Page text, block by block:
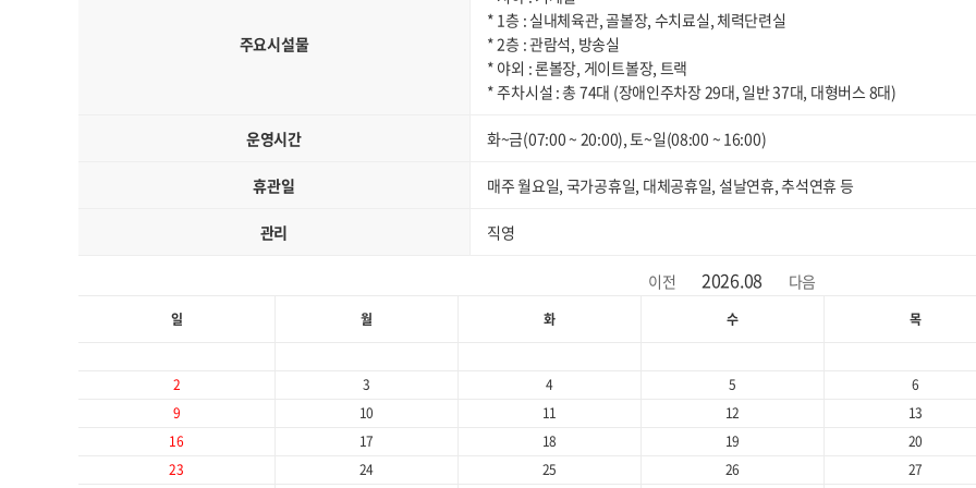
주요시설물
* 1층 : 실내체육관, 골볼장, 수치료실, 체력단련실
* 2층 : 관람석, 방송실
* 야외 : 론볼장, 게이트볼장, 트랙
* 주차시설 : 총 74대 (장애인주차장 29대, 일반 37대, 대형버스 8대)
운영시간 화~금(07:00 ~ 20:00), 토~일(08:00 ~ 16:00)
휴관일 매주 월요일, 국가공휴일, 대체공휴일, 설날연휴, 추석연휴 등
관리 직영
이전 2026.08 다음
일 월 화 수 목
2
3 4 5 6
9
10 11 12 13
16
17 18 19 20
23
24 25 26 27